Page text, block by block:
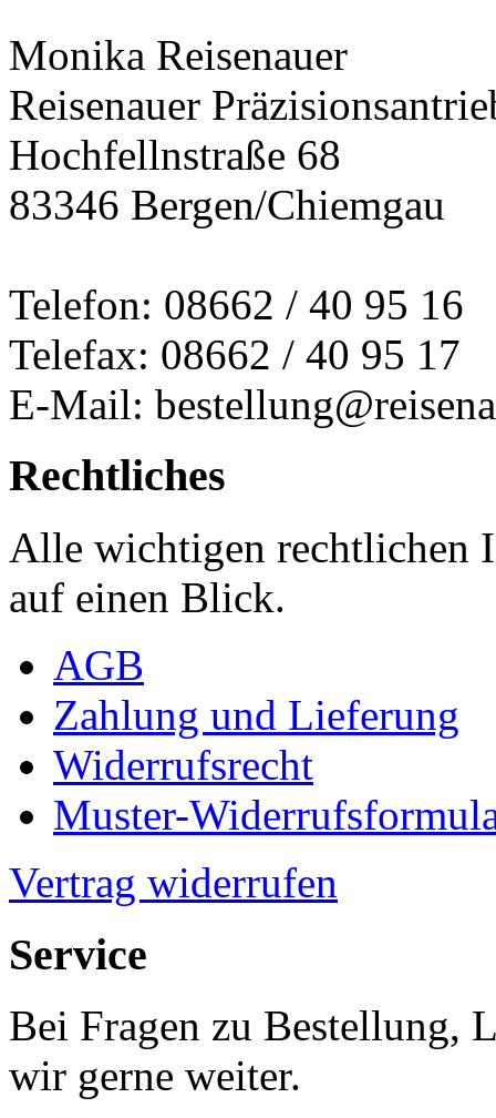
Monika Reisenauer
Reisenauer
Hochfellnstraße 68
83346 Bergen/Chiemgau
Telefon: 08662 / 40 95 16
Telefax: 08662 / 40 95 17
E-Mail:
Rechtliches
Alle wichtigen rechtlichen
auf einen Blick.
AGB
Zahlung und Lieferung
Widerrufsrecht
Muster-
Vertrag widerrufen
Service
Bei Fragen zu Bestellung,
wir gerne weiter.